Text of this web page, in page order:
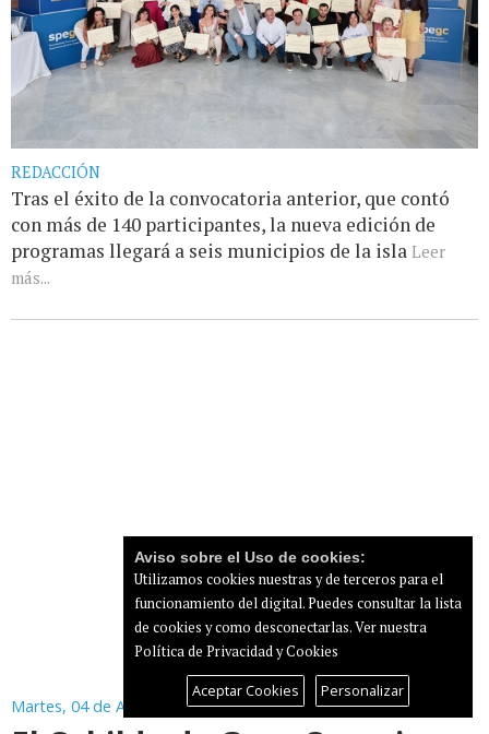
REDACCIÓN
Tras el éxito de la convocatoria anterior, que contó
con más de 140 participantes, la nueva edición de
programas llegará a seis municipios de la isla Leer
más...
Martes, 04 de Agosto de 2026
Aviso sobre el Uso de cookies:
Utilizamos cookies nuestras y de terceros para el
funcionamiento del digital. Puedes consultar la lista
de cookies y como desconectarlas.Ver nuestra
Política de Privacidad y Cookies
Aceptar Cookies Personalizar